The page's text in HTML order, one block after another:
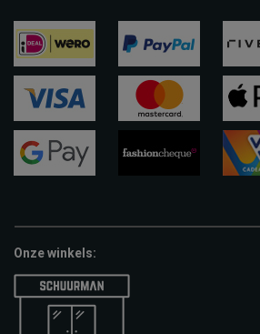
ideal paypal riverty
visa
apple-
pay
Onze winkels: